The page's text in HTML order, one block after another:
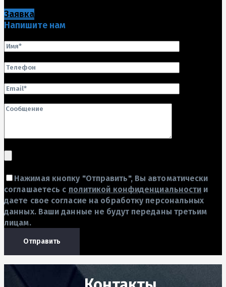
Заявка
Напишите нам
Нажимая кнопку "Отправить", Вы автоматически
соглашаетесь с политикой конфиденциальности и
даете свое согласие на обработку персональных
данных. Ваши данные не будут переданы третьим
лицам.
Отправить